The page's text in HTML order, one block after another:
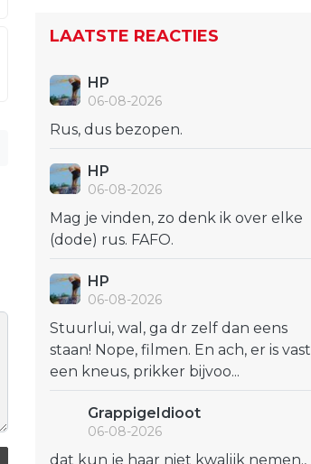
LAATSTE REACTIES
HP
06-08-2026
Rus, dus bezopen.
HP
06-08-2026
Mag je vinden, zo denk ik over elke
(dode) rus. FAFO.
HP
06-08-2026
Stuurlui, wal, ga dr zelf dan eens
staan! Nope, filmen. En ach, er is vast
een kneus, prikker bijvoo...
GrappigeIdioot
06-08-2026
dat kun je haar niet kwalijk nemen.,